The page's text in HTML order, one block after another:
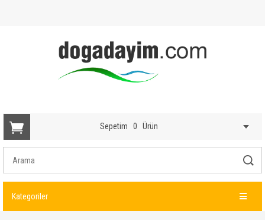
Sepetim 0 Ürün
Kategoriler